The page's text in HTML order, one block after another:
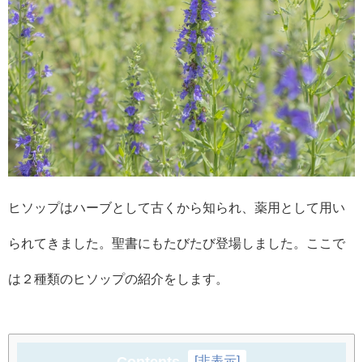
ヒソップはハーブとして古くから知られ、薬用として用い
られてきました。聖書にもたびたび登場しました。ここで
は２種類のヒソップの紹介をします。